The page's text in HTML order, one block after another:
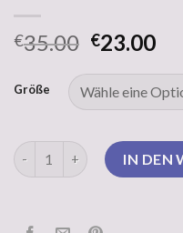
€35.00 €23.00
Größe
pullover männer Menge
IN DEN